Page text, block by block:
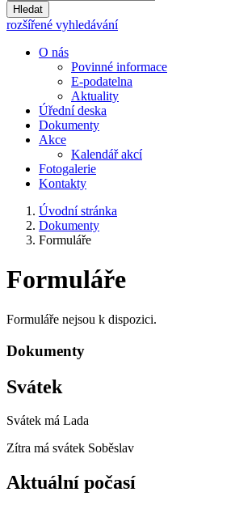
Hledat
rozšířené vyhledávání
O nás
Povinné informace
E-podatelna
Aktuality
Úřední deska
Dokumenty
Akce
Kalendář akcí
Fotogalerie
Kontakty
Úvodní stránka
Dokumenty
Formuláře
Formuláře
Formuláře nejsou k dispozici.
Dokumenty
Svátek
Svátek má Lada
Zítra má svátek Soběslav
Aktuální počasí